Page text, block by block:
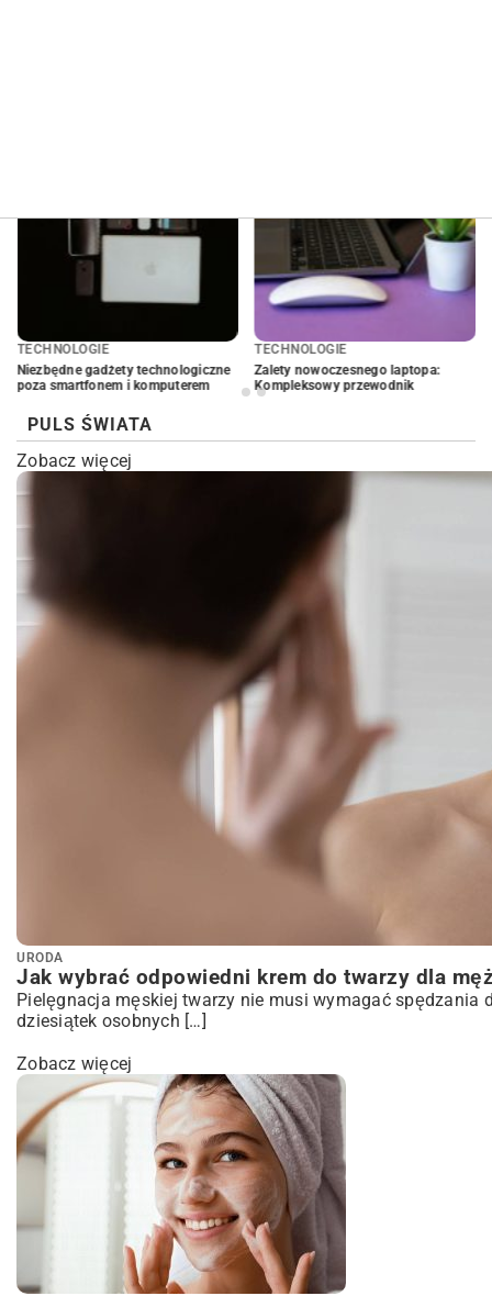
technologiczne
i komputerem
Zalety nowoczesnego laptopa:
Kompleksowy przewodnik
Wirtualna
szkoleniach
PULS ŚWIATA
Zobacz więcej
URODA
Jak wybrać odpowiedni krem do twarzy dla
Pielęgnacja męskiej twarzy nie musi wymagać spędzania
dziesiątek osobnych […]
Zobacz więcej